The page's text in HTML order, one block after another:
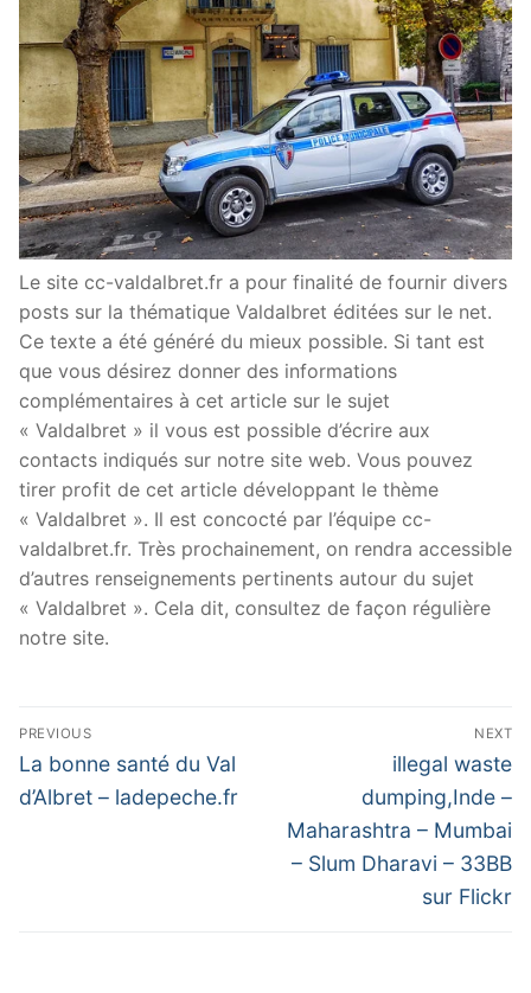
Le site cc-valdalbret.fr a pour finalité de fournir divers
posts sur la thématique Valdalbret éditées sur le net.
Ce texte a été généré du mieux possible. Si tant est
que vous désirez donner des informations
complémentaires à cet article sur le sujet
« Valdalbret » il vous est possible d’écrire aux
contacts indiqués sur notre site web. Vous pouvez
tirer profit de cet article développant le thème
« Valdalbret ». Il est concocté par l’équipe cc-
valdalbret.fr. Très prochainement, on rendra accessible
d’autres renseignements pertinents autour du sujet
« Valdalbret ». Cela dit, consultez de façon régulière
notre site.
Navigation
de
l’article
PREVIOUS
Previous
post:
La bonne santé du Val
d’Albret – ladepeche.fr
NEXT
Next
post:
illegal waste
dumping,Inde –
Maharashtra – Mumbai
– Slum Dharavi – 33BB
sur Flickr